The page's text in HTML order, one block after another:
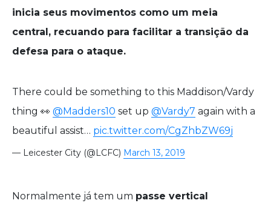
inicia seus movimentos como um meia
central, recuando para facilitar a transição da
defesa para o ataque.
There could be something to this Maddison/Vardy
thing 👀 @Madders10 set up @Vardy7 again with a
beautiful assist… pic.twitter.com/CgZhbZW69j
— Leicester City (@LCFC) March 13, 2019
Normalmente já tem um passe vertical